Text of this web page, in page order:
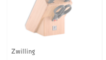
Zwilling